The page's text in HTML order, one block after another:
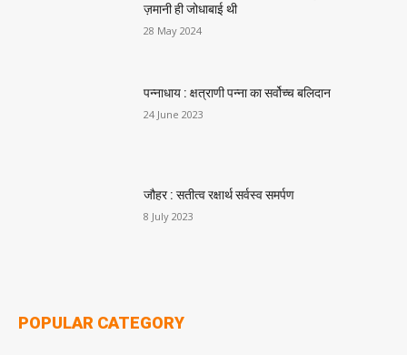
ज़मानी ही जोधाबाई थी
28 May 2024
पन्नाधाय : क्षत्राणी पन्ना का सर्वोच्च बलिदान
24 June 2023
जौहर : सतीत्व रक्षार्थ सर्वस्व समर्पण
8 July 2023
POPULAR CATEGORY